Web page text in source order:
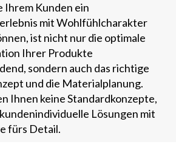
Ihrem Kunden ein
mit Wohlfühlcharakter
ist nicht nur die optimale
Ihrer Produkte
sondern auch das richtige
und die Materialplanung.
Ihnen keine Standardkonzepte,
Lösungen mit
fürs Detail.